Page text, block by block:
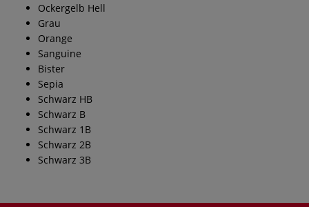
Ockergelb Hell
Grau
Orange
Sanguine
Bister
Sepia
Schwarz HB
Schwarz B
Schwarz 1B
Schwarz 2B
Schwarz 3B